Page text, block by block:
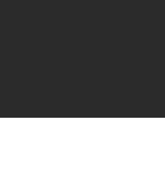
CCI/Hélène Mauri/Dist.